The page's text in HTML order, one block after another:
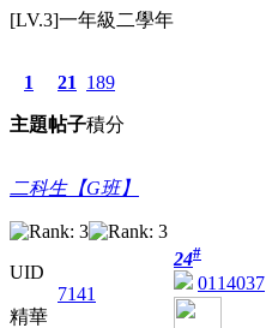
[LV.3]一年級二學年
1
主題
21
帖子
189
積分
二科生【G班】
UID
7141
精華
24#
0114037